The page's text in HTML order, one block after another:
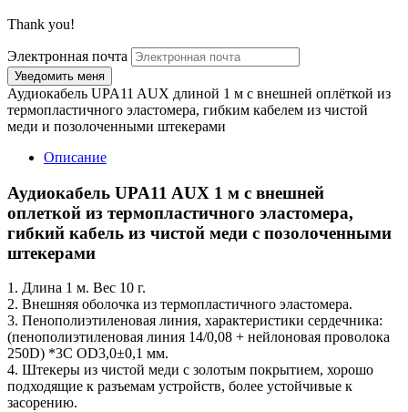
Thank you!
Электронная почта
Аудиокабель UPA11 AUX длиной 1 м с внешней оплёткой из
термопластичного эластомера, гибким кабелем из чистой
меди и позолоченными штекерами
Описание
Аудиокабель UPA11 AUX 1 м с внешней
оплеткой из термопластичного эластомера,
гибкий кабель из чистой меди с позолоченными
штекерами
1. Длина 1 м. Вес 10 г.
2. Внешняя оболочка из термопластичного эластомера.
3. Пенополиэтиленовая линия, характеристики сердечника:
(пенополиэтиленовая линия 14/0,08 + нейлоновая проволока
250D) *3C OD3,0±0,1 мм.
4. Штекеры из чистой меди с золотым покрытием, хорошо
подходящие к разъемам устройств, более устойчивые к
засорению.